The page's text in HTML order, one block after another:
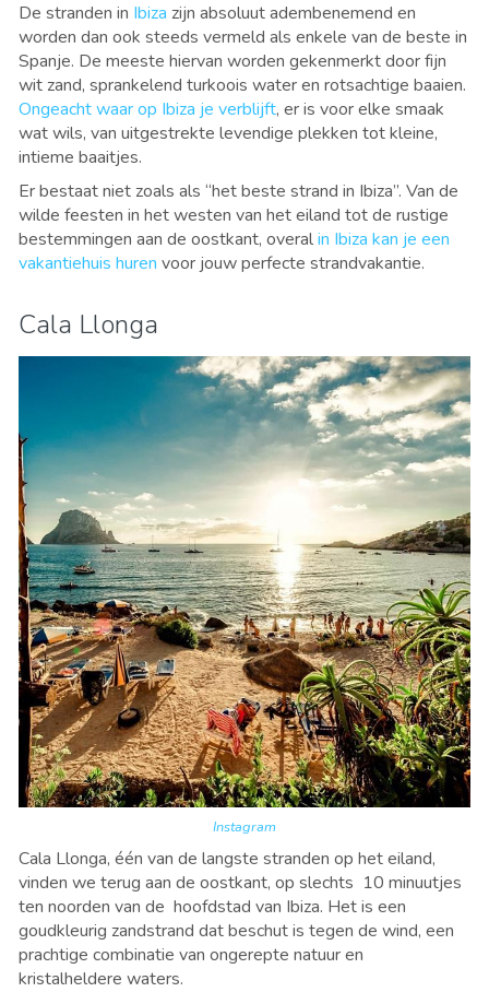
De stranden in Ibiza zijn absoluut adembenemend en
worden dan ook steeds vermeld als enkele van de beste in
Spanje. De meeste hiervan worden gekenmerkt door fijn
wit zand, sprankelend turkoois water en rotsachtige baaien.
Ongeacht waar op Ibiza je verblijft, er is voor elke smaak
wat wils, van uitgestrekte levendige plekken tot kleine,
intieme baaitjes.
Er bestaat niet zoals als “het beste strand in Ibiza”. Van de
wilde feesten in het westen van het eiland tot de rustige
bestemmingen aan de oostkant, overalin Ibiza kan je een
vakantiehuis huren voor jouw perfecte strandvakantie.
Cala Llonga
Instagram
Cala Llonga, één van de langste stranden op het eiland,
vinden we terug aan de oostkant, op slechts 10 minuutjes
ten noorden van de hoofdstad van Ibiza. Het is een
goudkleurig zandstrand dat beschut is tegen de wind, een
prachtige combinatie van ongerepte natuur en
kristalheldere waters.